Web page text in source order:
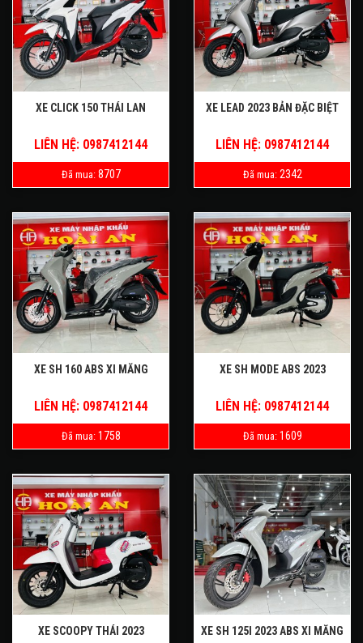
XE CLICK 150 THÁI LAN
LIÊN HỆ: 0987412144
Đã mua: 8707
XE LEAD 2023 BẢN ĐẶC BIỆT
LIÊN HỆ: 0987412144
Đã mua: 2342
XE SH 160 ABS XI MĂNG
LIÊN HỆ: 0987412144
Đã mua: 1758
XE SH MODE ABS 2023
LIÊN HỆ: 0987412144
Đã mua: 1609
XE SCOOPY THÁI 2023 XE SH 125I 2023 ABS XI MĂNG